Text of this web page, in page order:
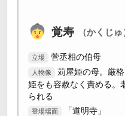
覚寿 （かくじゅ
立場 菅丞相の伯母
人物像
苅屋姫の母。厳
姫をも容赦なく責める。
られる
登場場面 「道明寺」